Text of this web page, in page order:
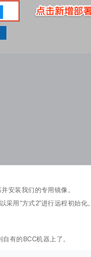
安装我们的专用镜像。
用“方式2”进行远程初始化。
有的BCC机器上了。